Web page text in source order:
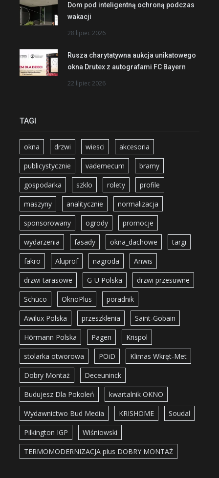
Dom pod inteligentną ochroną podczas
wakacji
28 lipiec 2026
Rusza charytatywna aukcja unikatowego
okna Drutex z autografami FC Bayern
22 lipiec 2026
TAGI
okna drzwi wiesci akcesoria
publicystycznie vademecum bramy
gospodarka szklo rolety profile
maszyny analitycznie normalizacja
sponsorowany ogrody promocje
wydarzenia fasady okna_dachowe targi
fakro Aluprof nagroda Anwis
drzwi tarasowe G-U Polska drzwi przesuwne
Schüco OknoPlus poradnik
Awilux Polska przeszklenia Saint-Gobain
Hörmann Polska Pagen Krispol
stolarka otworowa POiD Klimas Wkręt-Met
Dobry Montaż Deceuninck
Budujesz Dla Pokoleń kwartalnik OKNO
Wydawnictwo Bud Media KRISHOME Soudal
Pilkington IGP Wiśniowski
TERMOMODERNIZACJA plus DOBRY MONTAŻ